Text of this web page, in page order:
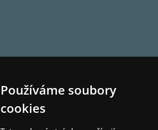
Používáme soubory
cookies